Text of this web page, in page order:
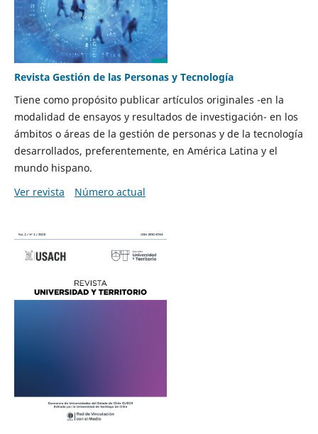
Revista Gestión de las Personas y Tecnología
Tiene como propósito publicar artículos originales -en la
modalidad de ensayos y resultados de investigación- en los
ámbitos o áreas de la gestión de personas y de la tecnología
desarrollados, preferentemente, en América Latina y el
mundo hispano.
Ver revista
Número actual